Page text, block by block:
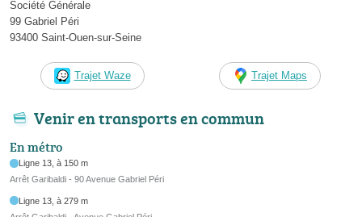
Société Générale
99 Gabriel Péri
93400 Saint-Ouen-sur-Seine
Trajet Waze Trajet Maps
Venir en transports en commun
En métro
Ligne 13, à 150 m
Arrêt Garibaldi - 90 Avenue Gabriel Péri
Ligne 13, à 279 m